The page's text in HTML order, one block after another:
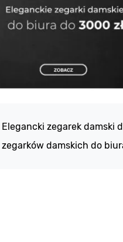
Elegancki zegarek damski
zegarków damskich do